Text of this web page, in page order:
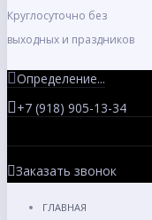
Круглосуточно без
выходных и праздников
Определение...
+7 (918) 905-13-34
Заказать звонок
ГЛАВНАЯ